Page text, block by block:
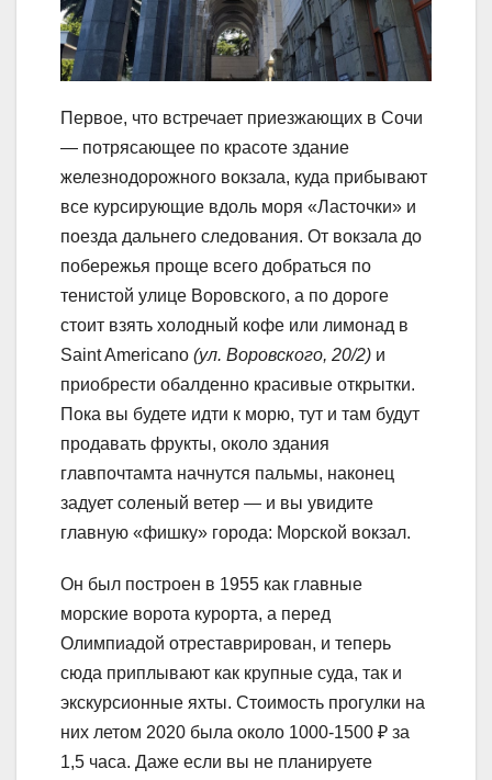
Первое, что встречает приезжающих в Сочи
— потрясающее по красоте здание
железнодорожного вокзала, куда прибывают
все курсирующие вдоль моря «Ласточки» и
поезда дальнего следования. От вокзала до
побережья проще всего добраться по
тенистой улице Воровского, а по дороге
стоит взять холодный кофе или лимонад в
Saint Americano (ул. Воровского, 20/2) и
приобрести обалденно красивые открытки.
Пока вы будете идти к морю, тут и там будут
продавать фрукты, около здания
главпочтамта начнутся пальмы, наконец
задует соленый ветер — и вы увидите
главную «фишку» города: Морской вокзал.
Он был построен в 1955 как главные
морские ворота курорта, а перед
Олимпиадой отреставрирован, и теперь
сюда приплывают как крупные суда, так и
экскурсионные яхты. Стоимость прогулки на
них летом 2020 была около 1000-1500 ₽ за
1,5 часа. Даже если вы не планируете